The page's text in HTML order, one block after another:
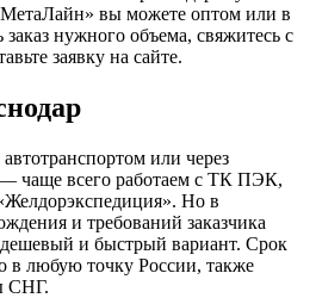
вы можете оптом или в
нужного объема, свяжитесь с
заявку на сайте.
или через
чаще всего работаем с ТК ПЭК,
Но в
и требований заказчика
и быстрый вариант. Срок
в любую точку России, также
СНГ.